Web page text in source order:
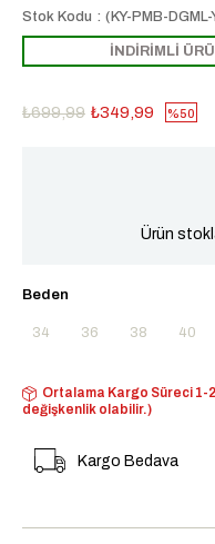
Stok Kodu (KY-PMB-DGML-
İNDİRİMLİ
₺699,99 ₺349,99 50
Ürün
Beden
34 36 38 40
Ortalama Kargo Süreci 1-
değişkenlik olabilir.)
Kargo Bedava